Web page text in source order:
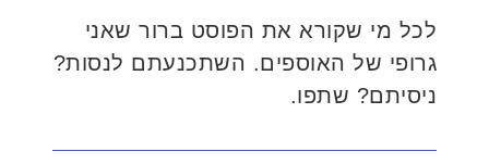
לכל מי שקורא את הפוסט ברור שאני
גרופי של האוספים. השתכנעתם לנסות?
ניסיתם? שתפו.